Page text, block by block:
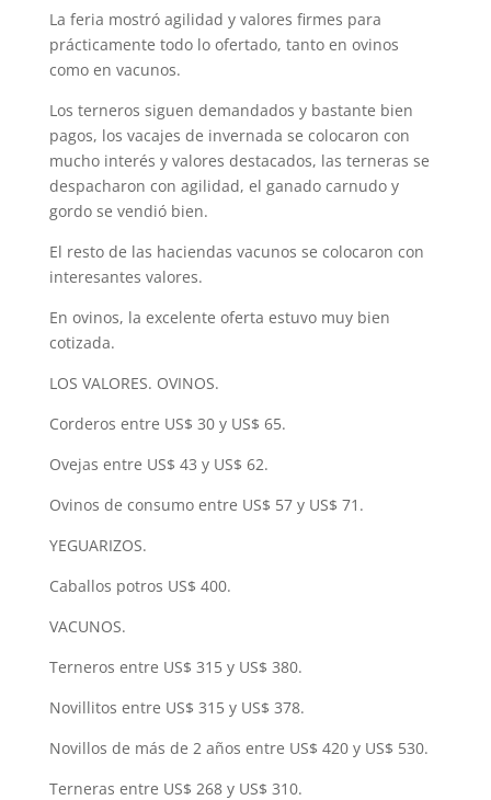
La feria mostró agilidad y valores firmes para
prácticamente todo lo ofertado, tanto en ovinos
como en vacunos.
Los terneros siguen demandados y bastante bien
pagos, los vacajes de invernada se colocaron con
mucho interés y valores destacados, las terneras se
despacharon con agilidad, el ganado carnudo y
gordo se vendió bien.
El resto de las haciendas vacunos se colocaron con
interesantes valores.
En ovinos, la excelente oferta estuvo muy bien
cotizada.
LOS VALORES. OVINOS.
Corderos entre US$ 30 y US$ 65.
Ovejas entre US$ 43 y US$ 62.
Ovinos de consumo entre US$ 57 y US$ 71.
YEGUARIZOS.
Caballos potros US$ 400.
VACUNOS.
Terneros entre US$ 315 y US$ 380.
Novillitos entre US$ 315 y US$ 378.
Novillos de más de 2 años entre US$ 420 y US$ 530.
Terneras entre US$ 268 y US$ 310.